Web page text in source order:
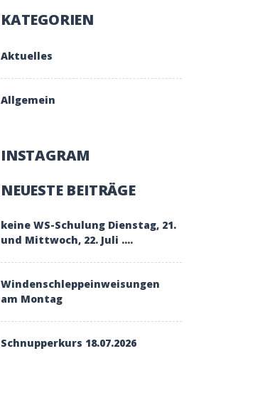
KATEGORIEN
Aktuelles
Allgemein
INSTAGRAM
NEUESTE BEITRÄGE
keine WS-Schulung Dienstag, 21.
und Mittwoch, 22. Juli ….
Windenschleppeinweisungen
am Montag
Schnupperkurs 18.07.2026